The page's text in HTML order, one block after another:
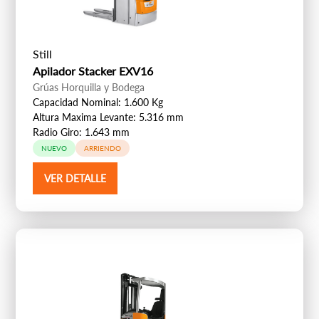
Still
Apilador Stacker EXV16
Grúas Horquilla y Bodega
Capacidad Nominal: 1.600 Kg
Altura Maxima Levante: 5.316 mm
Radio Giro: 1.643 mm
NUEVO ARRIENDO
VER DETALLE